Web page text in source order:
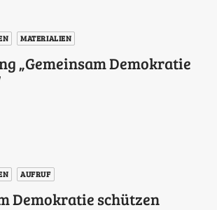
MATERIALIEN
„Gemeinsam Demokratie
AUFRUF
Demokratie schützen